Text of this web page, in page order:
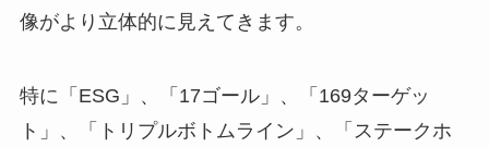
像がより立体的に見えてきます。
特に「ESG」、「17ゴール」、「169ターゲッ
ト」、「トリプルボトムライン」、「ステークホ